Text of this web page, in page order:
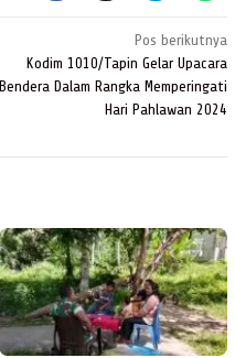
Pos berikutnya
Kodim 1010/Tapin Gelar Upacara
Bendera Dalam Rangka Memperingati
Hari Pahlawan 2024